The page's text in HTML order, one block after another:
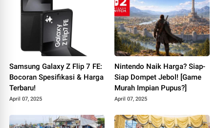
Samsung Galaxy Z Flip 7 FE:
Bocoran Spesifikasi & Harga
Terbaru!
April 07, 2025
Nintendo Naik Harga? Siap-
Siap Dompet Jebol! [Game
Murah Impian Pupus?]
April 07, 2025